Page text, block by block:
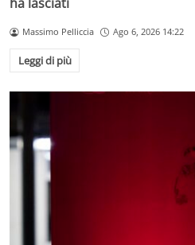
Massimo Pelliccia Ago 6, 2026 14:22
Leggi di più